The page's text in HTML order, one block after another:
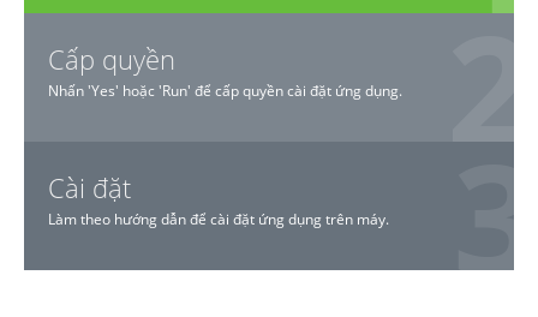
Cấp quyền
Nhấn 'Yes' hoặc 'Run' để cấp quyền cài đặt ứng dụng.
Cài đặt
Làm theo hướng dẫn để cài đặt ứng dụng trên máy.